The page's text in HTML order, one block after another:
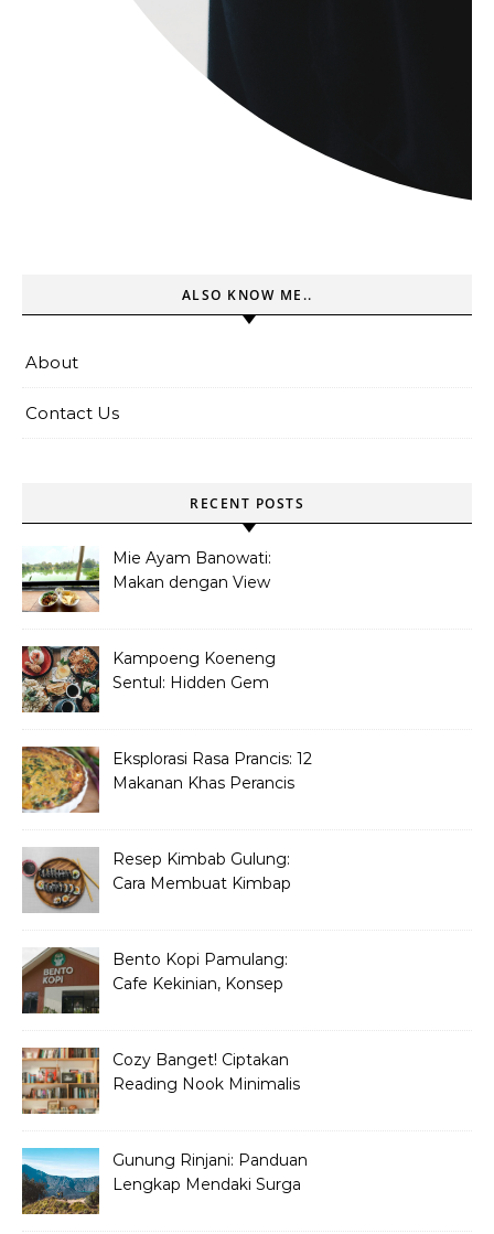
ALSO KNOW ME..
About
Contact Us
RECENT POSTS
Mie Ayam Banowati:
Makan dengan View
Kampoeng Koeneng
Sentul: Hidden Gem
Eksplorasi Rasa Prancis: 12
Makanan Khas Perancis
Resep Kimbab Gulung:
Cara Membuat Kimbap
Bento Kopi Pamulang:
Cafe Kekinian, Konsep
Cozy Banget! Ciptakan
Reading Nook Minimalis
Gunung Rinjani: Panduan
Lengkap Mendaki Surga